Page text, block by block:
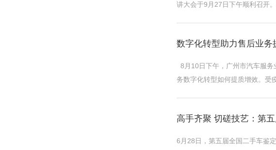
讲大会于9月27日下午顺利召开
数字化转型助力售后业务
8月10日下午，广州市汽车服
务数字化转型如何提质增效。受
高手齐聚 切磋技艺：第
6月28日，第五届全国二手车鉴